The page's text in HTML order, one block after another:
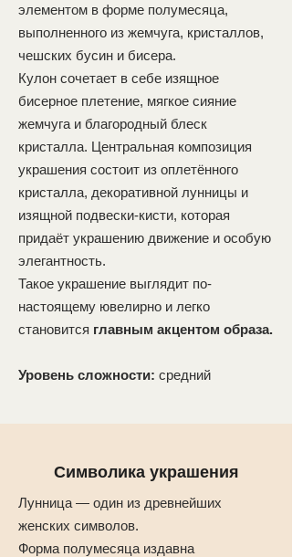
элементом в форме полумесяца,
выполненного из жемчуга, кристаллов,
чешских бусин и бисера.
Кулон сочетает в себе изящное
бисерное плетение, мягкое сияние
жемчуга и благородный блеск
кристалла. Центральная композиция
украшения состоит из оплетённого
кристалла, декоративной лунницы и
изящной подвески-кисти, которая
придаёт украшению движение и особую
элегантность.
Такое украшение выглядит по-
настоящему ювелирно и легко
становится главным акцентом образа.
Уровень сложности: средний
Символика украшения
Лунница — один из древнейших
женских символов.
Форма полумесяца издавна